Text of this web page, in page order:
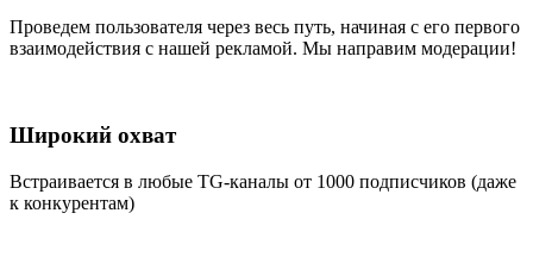
Проведем пользователя через весь путь, начиная с его первого
взаимодействия с нашей рекламой. Мы направим модерации!
Широкий охват
Встраивается в любые TG-каналы от 1000 подписчиков (даже
к конкурентам)